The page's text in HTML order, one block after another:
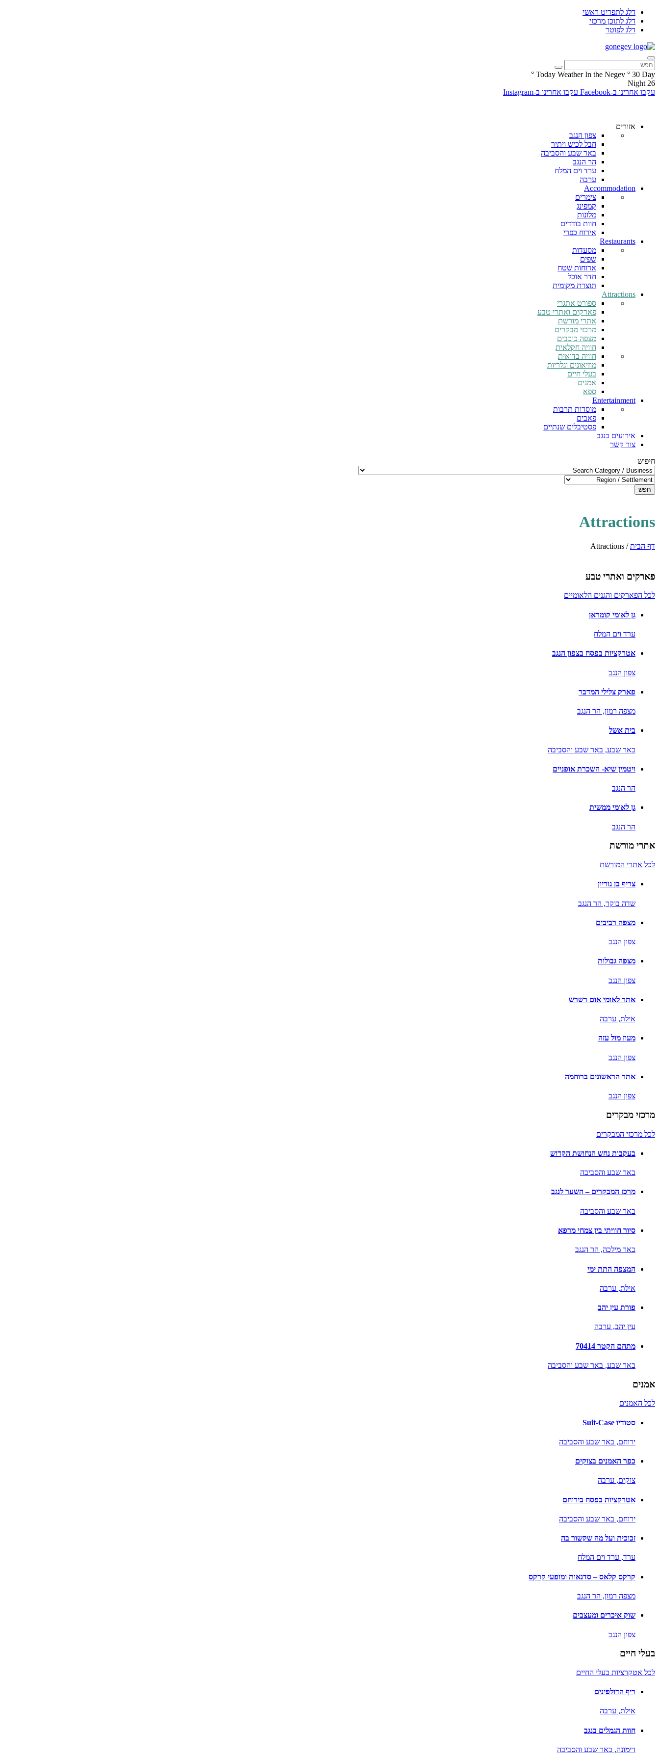
דלג לתפריט ראשי
דלג לתוכן מרכזי
דלג לפוטר
Today Weather In the Negev ° 30 Day
°
26
Night
עקבו אחרינו ב-Facebook
עקבו אחרינו ב-Instagram
אזורים
צפון הנגב
חבל לכיש ויתיר
באר שבע והסביבה
הר הנגב
ערד וים המלח
ערבה
Accommodation
צימרים
קמפינג
מלונות
חוות בודדים
אירוח כפרי
Restaurants
מסעדות
שפים
ארוחות שטח
חדר אוכל
תוצרת מקומית
Attractions
ספורט אתגרי
פארקים ואתרי טבע
אתרי מורשת
מרכזי מבקרים
מצפה כוכבים
חוויה חקלאית
חוויה בדואית
מוזיאונים וגלריות
בעלי חיים
אמנים
ספא
Entertainment
מוסדות תרבות
פאבים
פסטיבלים שנתיים
אירועים בנגב
צור קשר
חיפוש
חפש
Attractions
דף הבית/
Attractions
פארקים ואתרי טבע
לכל הפארקים והגנים הלאומיים
גן לאומי קומראן
ערד וים המלח
אטרקציות בפסח בצפון הנגב
צפון הנגב
פארק צלילי המדבר
מצפה רמון, הר הנגב
בית אשל
באר שבע, באר שבע והסביבה
ויטמין שיא- השכרת אופניים
הר הנגב
גן לאומי ממשית
הר הנגב
אתרי מורשת
לכל אתרי המורשת
צריף בן גוריון
שדה בוקר, הר הנגב
מצפה רביבים
צפון הנגב
מצפה גבולות
צפון הנגב
אתר לאומי אום רשרש
אילת, ערבה
מעוז מול עזה
צפון הנגב
אתר הראשונים ברוחמה
צפון הנגב
מרכזי מבקרים
לכל מרכזי המבקרים
בעקבות נחש הנחושת הקדוש
באר שבע והסביבה
מרכז המבקרים – השער לנגב
באר שבע והסביבה
סיור חוויתי בין צמחי מרפא
באר מילכה, הר הנגב
המצפה התת ימי
אילת, ערבה
פורת עין יהב
עין יהב, ערבה
מתחם הקטר 70414
באר שבע, באר שבע והסביבה
אמנים
לכל האמנים
סטודיו Suit-Case
ירוחם, באר שבע והסביבה
כפר האמנים בצוקים
צוקים, ערבה
אטרקציות בפסח בירוחם
ירוחם, באר שבע והסביבה
זכוכית ועל מה שקשור בה
ערד, ערד וים המלח
קרקס קלאס – סדנאות ומופעי קרקס
מצפה רמון, הר הנגב
שוק איכרים ומעצבים
צפון הנגב
בעלי חיים
לכל אטקרציות בעלי החיים
ריף הדולפינים
אילת, ערבה
חוות הגמלים בנגב
דימונה, באר שבע והסביבה